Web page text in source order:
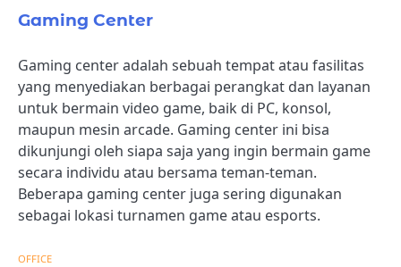
Gaming Center
Gaming center adalah sebuah tempat atau fasilitas
yang menyediakan berbagai perangkat dan layanan
untuk bermain video game, baik di PC, konsol,
maupun mesin arcade. Gaming center ini bisa
dikunjungi oleh siapa saja yang ingin bermain game
secara individu atau bersama teman-teman.
Beberapa gaming center juga sering digunakan
sebagai lokasi turnamen game atau esports.
OFFICE